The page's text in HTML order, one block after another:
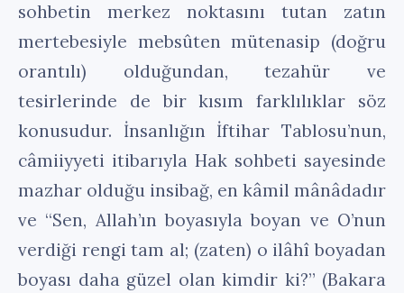
sohbetin merkez noktasını tutan zatın
mertebesiyle mebsûten mütenasip (doğru
orantılı) olduğundan, tezahür ve
tesirlerinde de bir kısım farklılıklar söz
konusudur. İnsanlığın İftihar Tablosu’nun,
câmiiyyeti itibarıyla Hak sohbeti sayesinde
mazhar olduğu insibağ, en kâmil mânâdadır
ve “Sen, Allah’ın boyasıyla boyan ve O’nun
verdiği rengi tam al; (zaten) o ilâhî boyadan
boyası daha güzel olan kimdir ki?” (Bakara